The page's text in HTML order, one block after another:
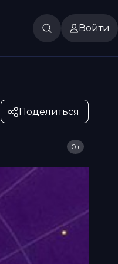
Войти
Поделиться
0+